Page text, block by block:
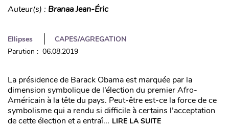
Auteur(s) : Branaa Jean-Éric
Ellipses
CAPES/AGREGATION
Parution : 06.08.2019
La présidence de Barack Obama est marquée par la
dimension symbolique de l’élection du premier Afro-
Américain à la tête du pays. Peut-être est-ce la force de ce
symbolisme qui a rendu si difficile à certains l’acceptation
de cette élection et a entraî... LIRE LA SUITE